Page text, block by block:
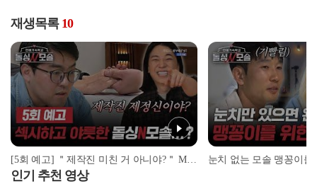
재생목록 10
[5회 예고] ＂제작진 미친 거 아니야?＂ MC 넉살이 극대노한 레전드 수업 | ＜돌싱N모솔＞ 5월 12일 (화) 밤 10시 MBC every1
인기 추천 영상